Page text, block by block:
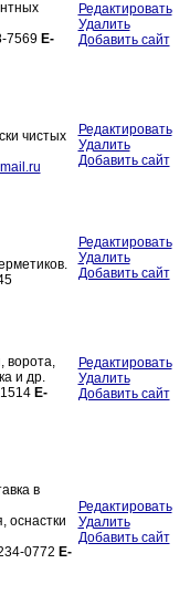
7569 E-
Редактировать
Удалить
Добавить сайт
чистых
Редактировать
Удалить
Добавить сайт
Редактировать
Удалить
Добавить сайт
ворота,
и др.
E-
Редактировать
Удалить
Добавить сайт
в
оснастки
0772 E-
Редактировать
Удалить
Добавить сайт